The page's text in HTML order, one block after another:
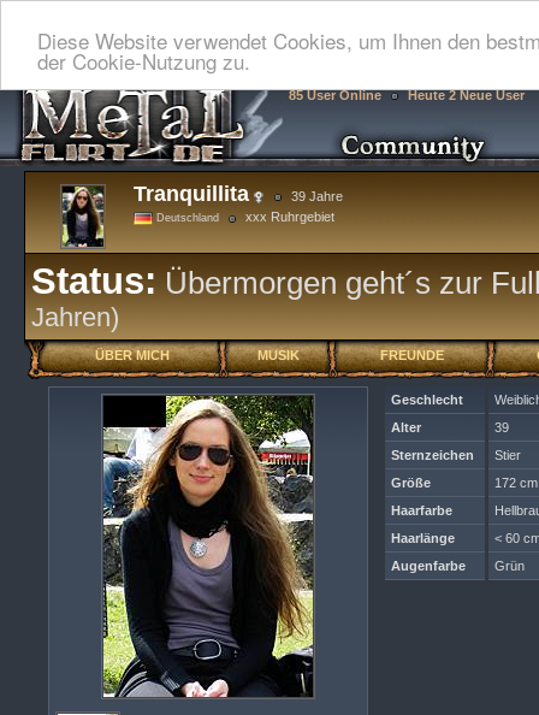
Diese Website verwendet Cookies, um Ihnen den
der Cookie-Nutzung zu.
85 User Online Heute 2 Neue User
Tranquillita 39 Jahre
Deutschland xxx Ruhrgebiet
Status:Übermorgen geht´s zur
Jahren)
ÜBER MICH MUSIK FREUNDE
Geschlecht
Alter
39
Sternzeichen
Stier
Größe
172 cm
Haarfarbe
Haarlänge
< 60
Augenfarbe
Grün